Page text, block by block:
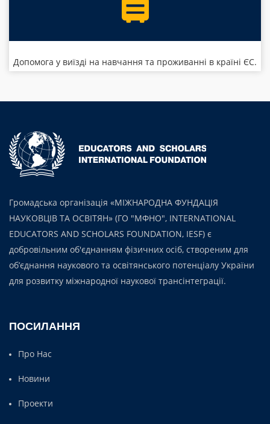
Допомога у виїзді на навчання та проживанні в країні ЄС.
Громадська організація «МІЖНАРОДНА ФУНДАЦІЯ
НАУКОВЦІВ ТА ОСВІТЯН» (ГО "МФНО", INTERNATIONAL
EDUCATORS AND SCHOLARS FOUNDATION, IESF) є
добровільним об'єднанням фізичних осіб, створеним для
об’єднання наукового та освітянського потенціалу України
для розвитку міжнародної наукової трансінтеграції.
ПОСИЛАННЯ
Про Нас
Новини
Проекти